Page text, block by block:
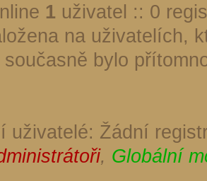
1 uživatel :: 0
na uživatelích,
současně bylo
uživatelé: Žádní
, Globální